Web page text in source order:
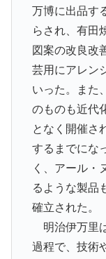
万博に出品す
らされ、有田
図案の改良改
芸用にアレン
いった。また
のものも近代
となく開催さ
するまでにな
く、アール・
るような製品
確立された。
明治伊万里
過程で、技術